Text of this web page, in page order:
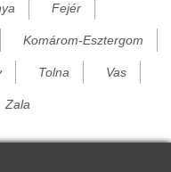
Fejér
Komárom-Esztergom
Tolna Vas
Zala